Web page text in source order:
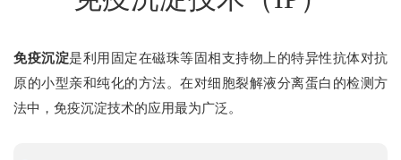
免疫沉淀是利用固定在磁珠等固相支持物上的特异性抗体对抗
原的小型亲和纯化的方法。在对细胞裂解液分离蛋白的检测方
法中，免疫沉淀技术的应用最为广泛。